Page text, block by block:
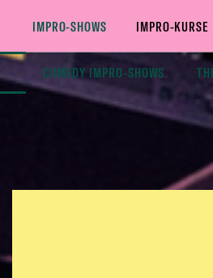
IMPRO-SHOWS IMPRO-KURSE
COMEDY IMPRO-SHOWS